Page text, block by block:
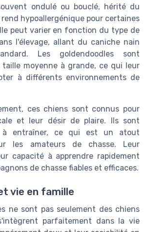
ondulé ou bouclé, hérité du
hypoallergénique pour certaines
peut varier en fonction du type de
l'élevage, allant du caniche nain
Les goldendoodles sont
taille moyenne à grande, ce qui leur
à différents environnements de
ces chiens sont connus pour
et leur désir de plaire. Ils sont
à entraîner, ce qui est un atout
les amateurs de chasse. Leur
capacité à apprendre rapidement
de chasse fiables et efficaces.
vie en famille
ne sont pas seulement des chiens
parfaitement dans la vie